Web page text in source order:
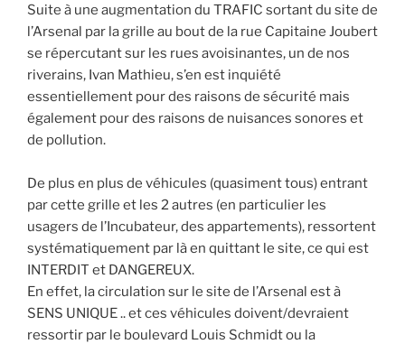
Suite à une augmentation du TRAFIC sortant du site de
l’Arsenal par la grille au bout de la rue Capitaine Joubert
se répercutant sur les rues avoisinantes, un de nos
riverains, Ivan Mathieu, s’en est inquiété
essentiellement pour des raisons de sécurité mais
également pour des raisons de nuisances sonores et
de pollution.
De plus en plus de véhicules (quasiment tous) entrant
par cette grille et les 2 autres (en particulier les
usagers de l’Incubateur, des appartements), ressortent
systématiquement par là en quittant le site, ce qui est
INTERDIT et DANGEREUX.
En effet, la circulation sur le site de l’Arsenal est à
SENS UNIQUE .. et ces véhicules doivent/devraient
ressortir par le boulevard Louis Schmidt ou la